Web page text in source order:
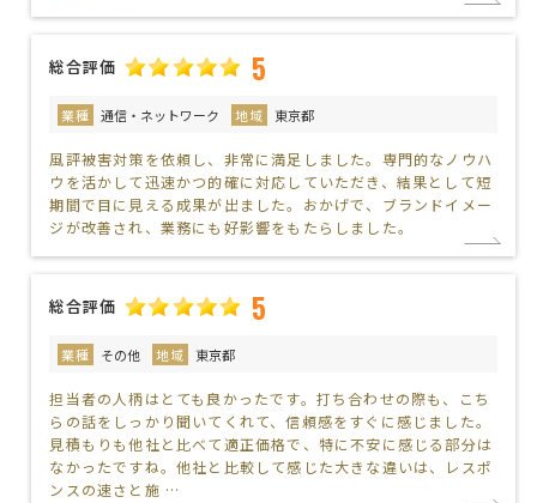
総合評価 5
業種 通信・ネットワーク 地域 東京都
風評被害対策を依頼し、非常に満足しました。専門的なノウハ
ウを活かして迅速かつ的確に対応していただき、結果として短
期間で目に見える成果が出ました。おかげで、ブランドイメー
ジが改善され、業務にも好影響をもたらしました。
総合評価 5
業種 その他 地域 東京都
担当者の人柄はとても良かったです。打ち合わせの際も、こち
らの話をしっかり聞いてくれて、信頼感をすぐに感じました。
見積もりも他社と比べて適正価格で、特に不安に感じる部分は
なかったですね。他社と比較して感じた大きな違いは、レスポ
ンスの速さと施 …